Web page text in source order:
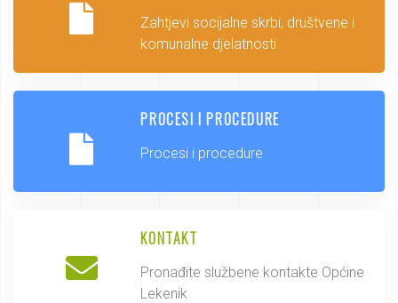
Zahtjevi socijalne skrbi, društvene i
komunalne djelatnosti
PROCESI I PROCEDURE
Procesi i procedure
KONTAKT
Pronađite službene kontakte Općine
Lekenik